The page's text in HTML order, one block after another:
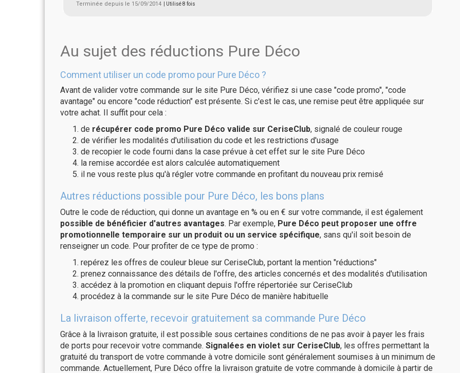
Terminée depuis le 15/09/2014 | Utilisé 8 fois
Au sujet des réductions Pure Déco
Comment utiliser un code promo pour Pure Déco ?
Avant de valider votre commande sur le site Pure Déco, vérifiez si une case "code promo", "code
avantage" ou encore "code réduction" est présente. Si c'est le cas, une remise peut être appliquée sur
votre achat. Il suffit pour cela :
de récupérer code promo Pure Déco valide sur CeriseClub, signalé de couleur rouge
de vérifier les modalités d'utilisation du code et les restrictions d'usage
de recopier le code fourni dans la case prévue à cet effet sur le site Pure Déco
la remise accordée est alors calculée automatiquement
il ne vous reste plus qu'à régler votre commande en profitant du nouveau prix remisé
Autres réductions possible pour Pure Déco, les bons plans
Outre le code de réduction, qui donne un avantage en % ou en € sur votre commande, il est également
possible de bénéficier d'autres avantages. Par exemple, Pure Déco peut proposer une offre
promotionnelle temporaire sur un produit ou un service spécifique, sans qu'il soit besoin de
renseigner un code. Pour profiter de ce type de promo :
repérez les offres de couleur bleue sur CeriseClub, portant la mention "réductions"
prenez connaissance des détails de l'offre, des articles concernés et des modalités d'utilisation
accédez à la promotion en cliquant depuis l'offre répertoriée sur CeriseClub
procédez à la commande sur le site Pure Déco de manière habituelle
La livraison offerte, recevoir gratuitement sa commande Pure Déco
Grâce à la livraison gratuite, il est possible sous certaines conditions de ne pas avoir à payer les frais
de ports pour recevoir votre commande. Signalées en violet sur CeriseClub, les offres permettant la
gratuité du transport de votre commande à votre domicile sont généralement soumises à un minimum de
commande. Actuellement, Pure Déco offre la livraison gratuite de votre commande à domicile à partir de